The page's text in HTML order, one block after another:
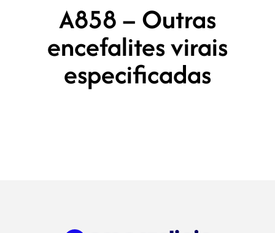
A858 – Outras
encefalites virais
especificadas